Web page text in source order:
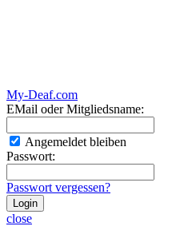
My-Deaf.com
EMail oder Mitgliedsname:
Angemeldet bleiben
Passwort:
Passwort vergessen?
close